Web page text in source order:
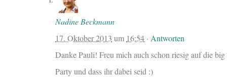
Nadine Beckmann
17. Oktober 2013 um 16:54 · Antworten
Danke Pauli! Freu mich auch schon riesig auf die big
Party und dass ihr dabei seid :)